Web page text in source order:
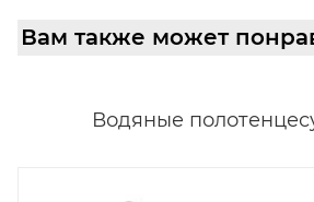
Вам также может
Водяные